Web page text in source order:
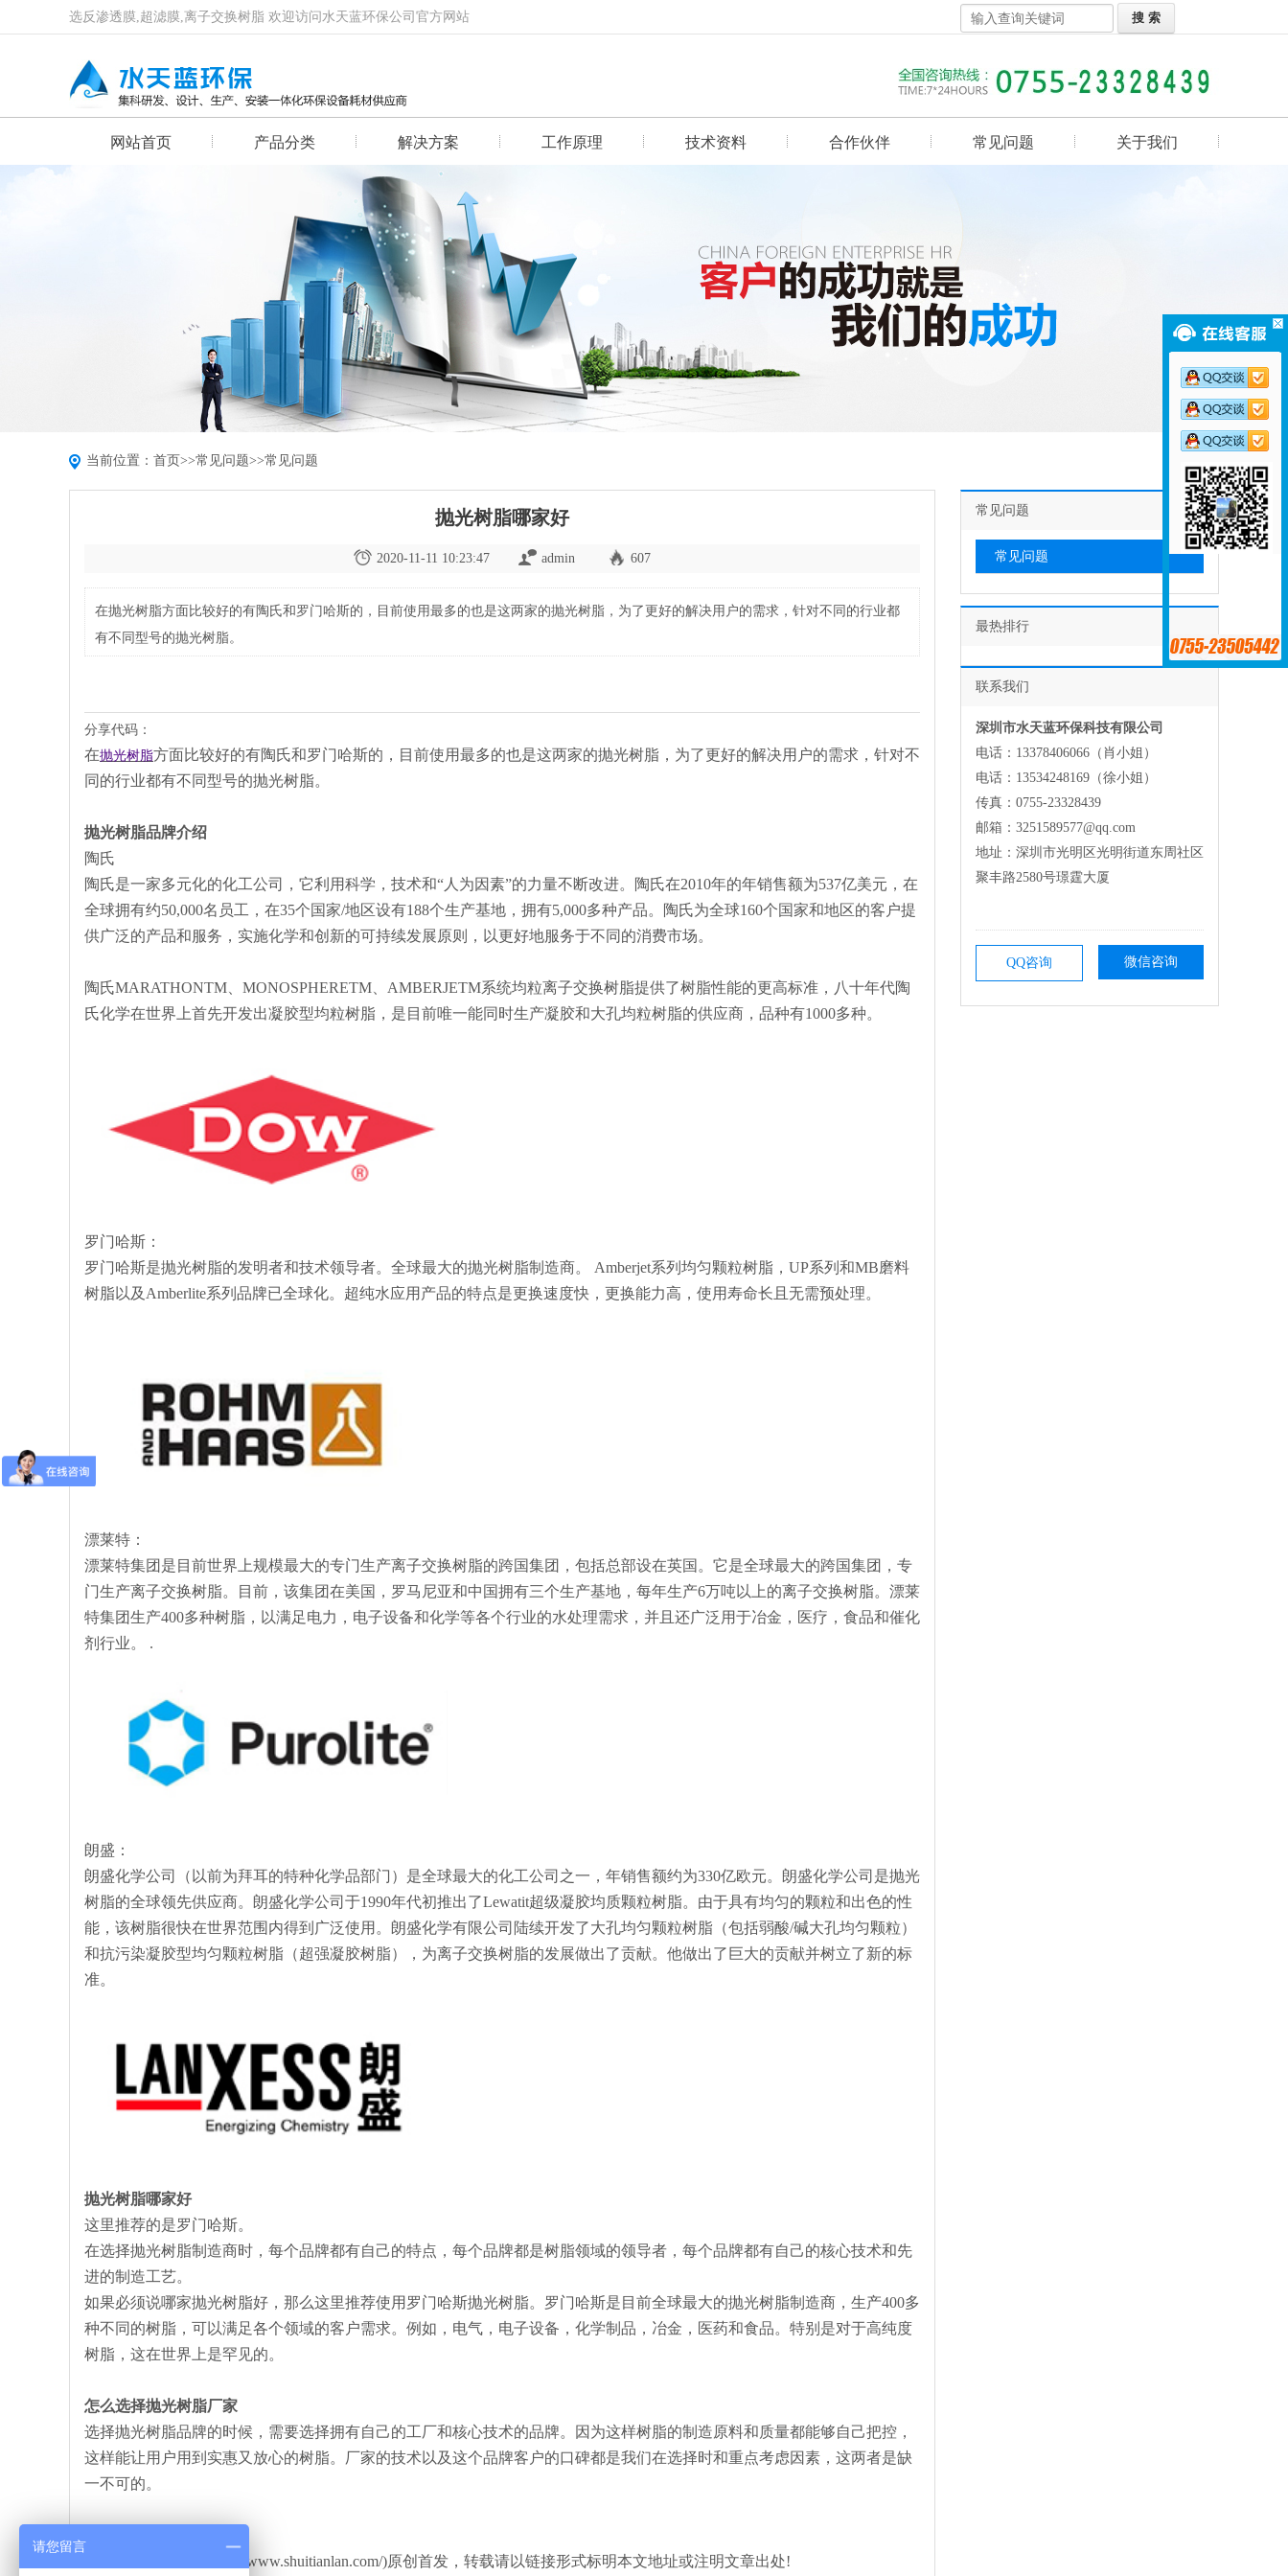
选反渗透膜,超滤膜,离子交换树脂 欢迎访问水天蓝环保公司官方网站
网站首页 产品分类 解决方案 工作原理 技术资料 合作伙伴 常见问题 关于我们
当前位置： 首页>>常见问题>>常见问题
抛光树脂哪家好
2020-11-11 10:23:47 admin 607
在抛光树脂方面比较好的有陶氏和罗门哈斯的，目前使用最多的也是这两家的抛光树脂，为了更好的解决用户的需求，针对不同的行业都
有不同型号的抛光树脂。
分享代码：
在抛光树脂方面比较好的有陶氏和罗门哈斯的，目前使用最多的也是这两家的抛光树脂，为了更好的解决用户的需求，针对不
同的行业都有不同型号的抛光树脂。
抛光树脂品牌介绍
陶氏
陶氏是一家多元化的化工公司，它利用科学，技术和“人为因素”的力量不断改进。陶氏在2010年的年销售额为537亿美元，在
全球拥有约50,000名员工，在35个国家/地区设有188个生产基地，拥有5,000多种产品。陶氏为全球160个国家和地区的客户提
供广泛的产品和服务，实施化学和创新的可持续发展原则，以更好地服务于不同的消费市场。
陶氏MARATHONTM、MONOSPHERETM、AMBERJETM系统均粒离子交换树脂提供了树脂性能的更高标准，八十年代陶
氏化学在世界上首先开发出凝胶型均粒树脂，是目前唯一能同时生产凝胶和大孔均粒树脂的供应商，品种有1000多种。
罗门哈斯：
罗门哈斯是抛光树脂的发明者和技术领导者。全球最大的抛光树脂制造商。 Amberjet系列均匀颗粒树脂，UP系列和MB磨料
树脂以及Amberlite系列品牌已全球化。超纯水应用产品的特点是更换速度快，更换能力高，使用寿命长且无需预处理。
漂莱特：
漂莱特集团是目前世界上规模最大的专门生产离子交换树脂的跨国集团，包括总部设在英国。它是全球最大的跨国集团，专
门生产离子交换树脂。目前，该集团在美国，罗马尼亚和中国拥有三个生产基地，每年生产6万吨以上的离子交换树脂。漂莱
特集团生产400多种树脂，以满足电力，电子设备和化学等各个行业的水处理需求，并且还广泛用于冶金，医疗，食品和催化
剂行业。 .
朗盛：
朗盛化学公司（以前为拜耳的特种化学品部门）是全球最大的化工公司之一，年销售额约为330亿欧元。朗盛化学公司是抛光
树脂的全球领先供应商。朗盛化学公司于1990年代初推出了Lewatit超级凝胶均质颗粒树脂。由于具有均匀的颗粒和出色的性
能，该树脂很快在世界范围内得到广泛使用。朗盛化学有限公司陆续开发了大孔均匀颗粒树脂（包括弱酸/碱大孔均匀颗粒）
和抗污染凝胶型均匀颗粒树脂（超强凝胶树脂），为离子交换树脂的发展做出了贡献。他做出了巨大的贡献并树立了新的标
准。
抛光树脂哪家好
这里推荐的是罗门哈斯。
在选择抛光树脂制造商时，每个品牌都有自己的特点，每个品牌都是树脂领域的领导者，每个品牌都有自己的核心技术和先
进的制造工艺。
如果必须说哪家抛光树脂好，那么这里推荐使用罗门哈斯抛光树脂。罗门哈斯是目前全球最大的抛光树脂制造商，生产400多
种不同的树脂，可以满足各个领域的客户需求。例如，电气，电子设备，化学制品，冶金，医药和食品。特别是对于高纯度
树脂，这在世界上是罕见的。
怎么选择抛光树脂厂家
选择抛光树脂品牌的时候，需要选择拥有自己的工厂和核心技术的品牌。因为这样树脂的制造原料和质量都能够自己把控，
这样能让用户用到实惠又放心的树脂。厂家的技术以及这个品牌客户的口碑都是我们在选择时和重点考虑因素，这两者是缺
一不可的。
本文由水天蓝环保(http://www.shuitianlan.com/)原创首发，转载请以链接形式标明本文地址或注明文章出处!
常见问题
常见问题
最热排行
联系我们
深圳市水天蓝环保科技有限公司
电话：13378406066（肖小姐）
电话：13534248169（徐小姐）
传真：0755-23328439
邮箱：3251589577@qq.com
地址：深圳市光明区光明街道东周社区
聚丰路2580号璟霆大厦
QQ咨询 微信咨询
请您留言